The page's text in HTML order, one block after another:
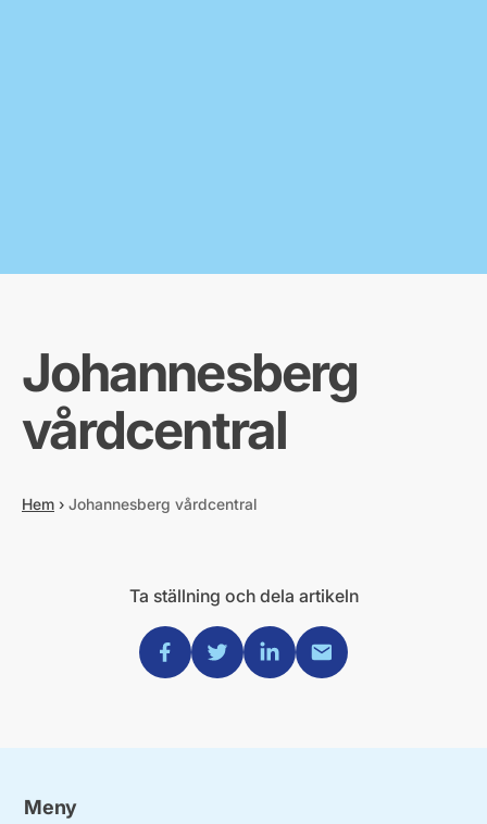
Johannesberg
vårdcentral
Hem › Johannesberg vårdcentral
Ta ställning och dela artikeln
Dela via Facebook
Dela via Twitter
Dela via Linkedin
Dela via Mail
Meny